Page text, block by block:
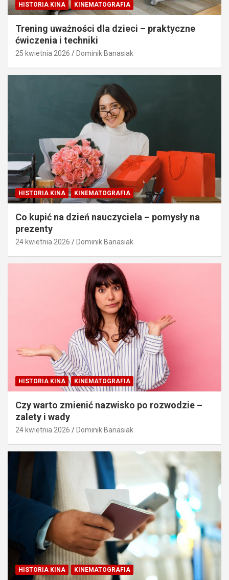
HISTORIA KINA KINEMATOGRAFIA
Trening uważności dla dzieci – praktyczne
ćwiczenia i techniki
25 kwietnia 2026 Dominik Banasiak
HISTORIA KINA KINEMATOGRAFIA
Co kupić na dzień nauczyciela – pomysły na
prezenty
24 kwietnia 2026 Dominik Banasiak
HISTORIA KINA KINEMATOGRAFIA
Czy warto zmienić nazwisko po rozwodzie –
zalety i wady
24 kwietnia 2026 Dominik Banasiak
HISTORIA KINA KINEMATOGRAFIA